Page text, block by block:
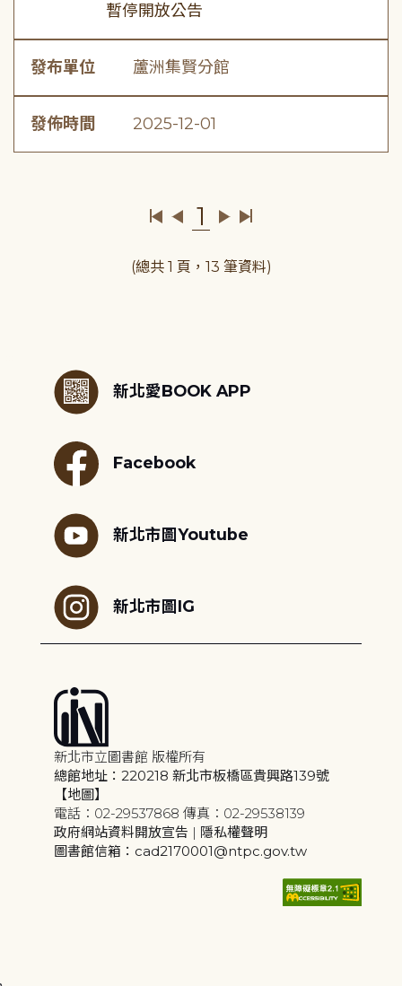
暫停開放公告
發布單位 蘆洲集賢分館
發佈時間 2025-12-01
1
(總共 1 頁，13 筆資料)
新北愛BOOK APP
Facebook
新北市圖Youtube
新北市圖IG
新北市立圖書館 版權所有
總館地址：220218 新北市板橋區貴興路139號
【地圖】
電話：02-29537868 傳真：02-29538139
政府網站資料開放宣告 | 隱私權聲明
圖書館信箱：cad2170001@ntpc.gov.tw